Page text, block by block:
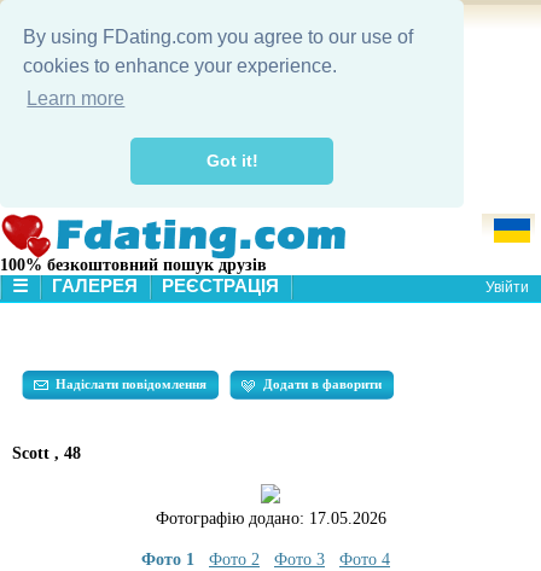
By using FDating.com you agree to our use of
cookies to enhance your experience.
Learn more
Got it!
100% безкоштовний пошук друзів
☰
ПОШУК
ГАЛЕРЕЯ РЕЄСТРАЦІЯ Увійти
Надіслати повідомлення Додати в фаворити
Scott , 48
Фотографію додано: 17.05.2026
Фото 1 Фото 2 Фото 3
Фото 4